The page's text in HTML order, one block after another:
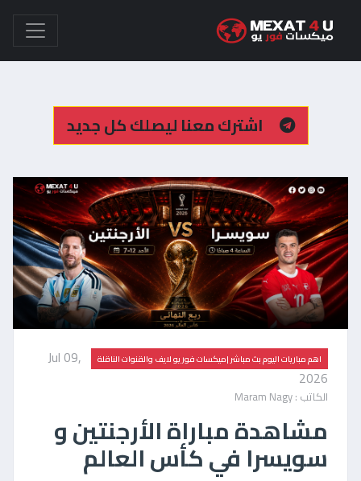
اشترك معنا ليصلك كل جديد
اهم مباريات اليوم بث مباشر |ميكسات فور يو لايف والقنوات الناقلة
Jul 09,
2026
الكاتب : Maram Nagy
مشاهدة مباراة الأرجنتين و
سويسرا في كأس العالم